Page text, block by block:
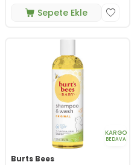
Sepete Ekle
KARGO
BEDAVA
Burts Bees